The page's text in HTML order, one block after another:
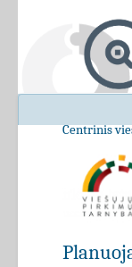
Centrinis